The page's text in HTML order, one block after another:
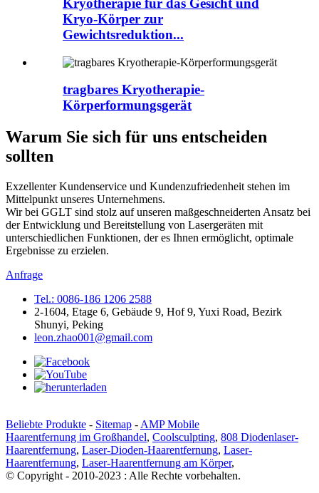
Kryotherapie für das Gesicht und
Kryo-Körper zur
Gewichtsreduktion...
tragbares Kryotherapie-
Körperformungsgerät
Warum Sie sich für uns entscheiden
sollten
Exzellenter Kundenservice und Kundenzufriedenheit stehen im
Mittelpunkt unseres Unternehmens.
Wir bei GGLT sind stolz auf unseren maßgeschneiderten Ansatz bei
der Entwicklung und Bereitstellung von Lasergeräten mit
unterschiedlichen Funktionen, der es Ihnen ermöglicht, optimale
Ergebnisse zu erzielen.
Anfrage
Tel.: 0086-186 1206 2588
2-1604, Etage 6, Gebäude 9, Hof 9, Yuxi Road, Bezirk
Shunyi, Peking
leon.zhao001@gmail.com
Beliebte Produkte - Sitemap - AMP Mobile
Haarentfernung im Großhandel, Coolsculpting, 808 Diodenlaser-
Haarentfernung, Laser-Dioden-Haarentfernung, Laser-
Haarentfernung, Laser-Haarentfernung am Körper,
© Copyright - 2010-2023 : Alle Rechte vorbehalten.